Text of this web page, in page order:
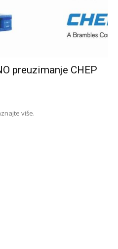
preuzimanje CHEP
više.